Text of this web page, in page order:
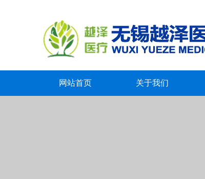
网站首页 关于我们